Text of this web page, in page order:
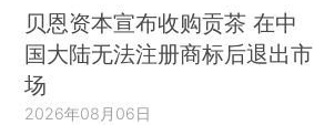
贝恩资本宣布收购贡茶 在中
国大陆无法注册商标后退出市
场
2026年08月06日